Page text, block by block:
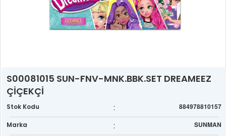
S00081015 SUN-FNV-MNK.BBK.SET DREAMEEZ
ÇİÇEKÇİ
Stok Kodu : 884978810157
Marka : SUNMAN